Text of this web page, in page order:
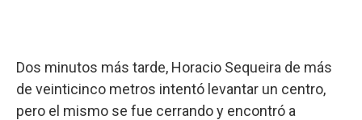
Dos minutos más tarde, Horacio Sequeira de más
de veinticinco metros intentó levantar un centro,
pero el mismo se fue cerrando y encontró a